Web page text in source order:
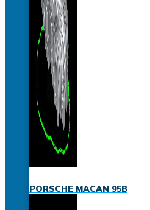
PORSCHE MACAN 95B